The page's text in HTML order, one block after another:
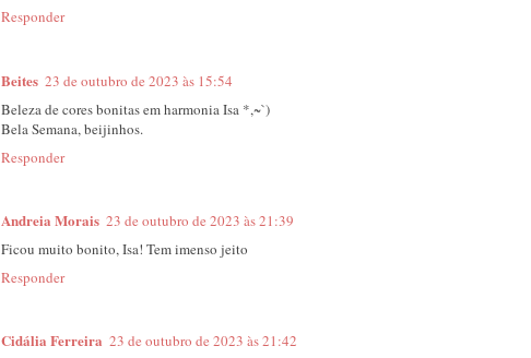
Responder
Beites 23 de outubro de 2023 às 15:54
Beleza de cores bonitas em harmonia Isa *,~`)
Bela Semana, beijinhos.
Responder
Andreia Morais 23 de outubro de 2023 às 21:39
Ficou muito bonito, Isa! Tem imenso jeito
Responder
Cidália Ferreira 23 de outubro de 2023 às 21:42